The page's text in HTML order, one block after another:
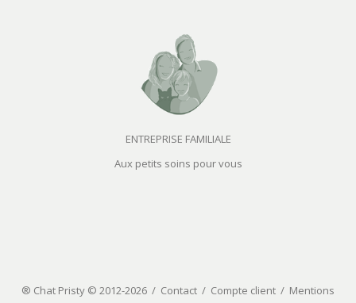
ENTREPRISE FAMILIALE
Aux petits soins pour vous
® Chat Pristy © 2012-2026 / Contact / Compte client / Mentions